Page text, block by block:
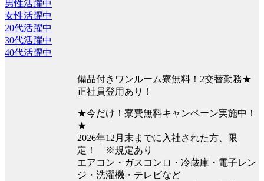
男性活躍中
女性活躍中
20代活躍中
30代活躍中
40代活躍中
備品付きワンルーム寮無料！2交替勤務★
正社員登用あり！
★今だけ！寮費無料キャンペーン実施中！
★
2026年12月末までに入社された方、限
定！ ※規定あり
エアコン・ガスコンロ・冷蔵庫・電子レン
ジ・洗濯機・テレビなど